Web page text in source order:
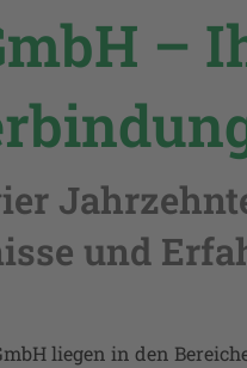
–
und
liegen in den